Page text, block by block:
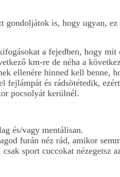
gondoljátok is, hogy ugyan,
a fejedben, hogy mit
km-re de néha a
ellenére hinned kell benne,
fejlámpát és rádsötétedik,
pocsolyát kerülnél.
és/vagy mentálisan.
furán néz rád, amikor
sport cuccokat nézegetsz